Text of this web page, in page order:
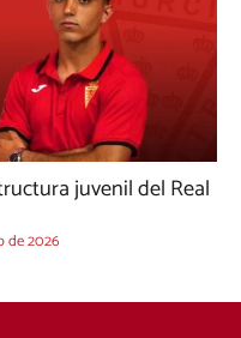
juvenil del Real
de 2026